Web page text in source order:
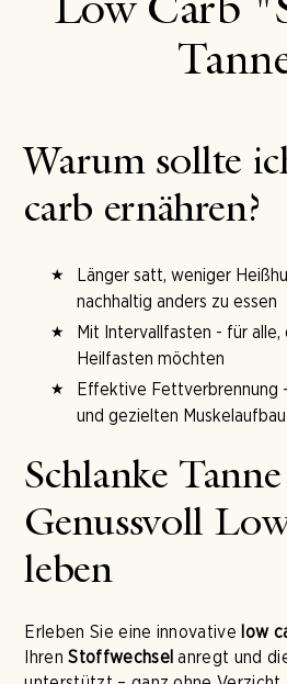
Low Carb
Warum sollte
carb ernähren?
Länger satt, weniger
nachhaltig anders zu essen
Mit Intervallfasten - für alle,
Heilfasten möchten
Effektive Fettverbrennung
und gezielten Muskelaufbau
Schlanke
Genussvoll
leben
Erleben Sie eine innovative low
IhrenStoffwechsel anregt und